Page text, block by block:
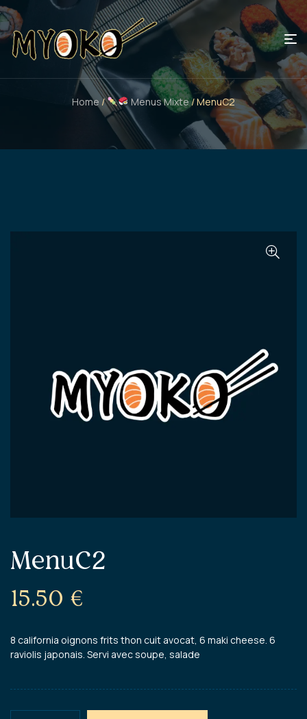
Home / Menus Mixte/ MenuC2
MenuC2
15.50 €
8 california oignons frits thon cuit avocat, 6 maki cheese. 6
raviolis japonais. Servi avec soupe, salade